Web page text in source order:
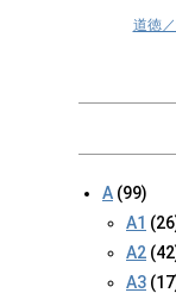
道徳
A (99)
A1
A2
A3